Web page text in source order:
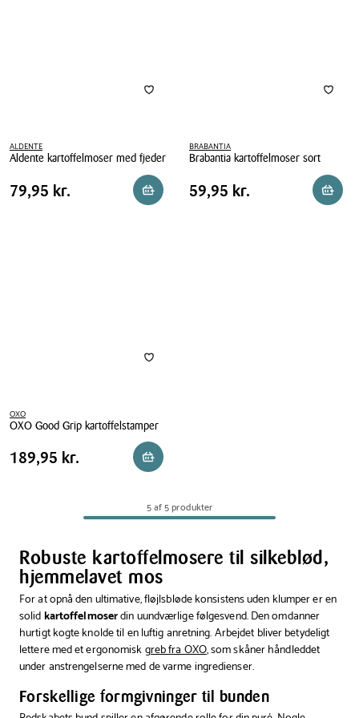
ALDENTE
Aldente kartoffelmoser med fjeder
Aldente
kartoffelmoser
Pris
tabel
Pris 79,95 kr.
79,95 kr. Reservér i butik
BRABANTIA
Brabantia kartoffelmoser sort
Brabantia
kartoffelmoser
Pris
tabel
Pris 59,95 kr.
59,95 kr.
OXO
OXO Good Grip kartoffelstamper
OXO
Good
Pris
Pris 189,95 kr.
189,95 kr. Reservér i butik
5 af 5 produkter
Robuste kartoffelmosere til silkeblød,
hjemmelavet mos
For at opnå den ultimative, fløjlsbløde konsistens uden klumper er en
solid kartoffelmoserdin uundværlige følgesvend. Den omdanner
hurtigt kogte knolde til en luftig anretning. Arbejdet bliver betydeligt
lettere med et ergonomiskgreb fra OXO, som skåner håndleddet
under anstrengelserne med de varme ingredienser.
Forskellige formgivninger til bunden